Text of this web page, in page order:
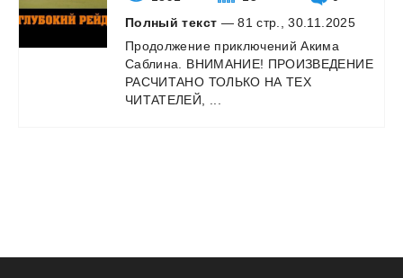
Полный текст — 81 стр., 30.11.2025
Продолжение приключений Акима
Саблина. ВНИМАНИЕ! ПРОИЗВЕДЕНИЕ
РАСЧИТАНО ТОЛЬКО НА ТЕХ
ЧИТАТЕЛЕЙ, ...